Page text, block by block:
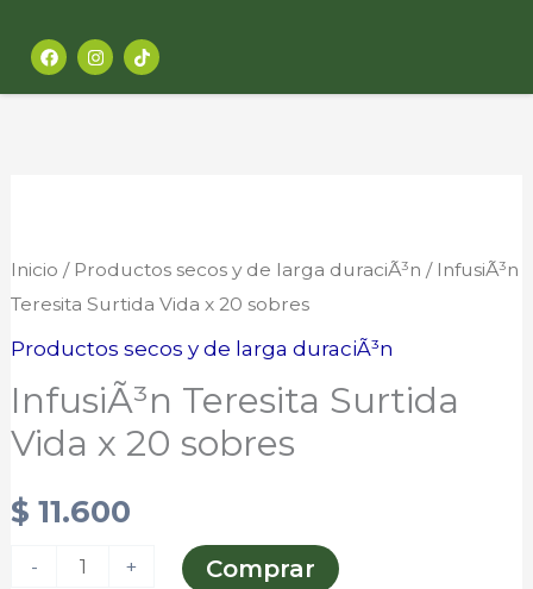
contenido
F
a
c
e
I
n
s
t
Inicio / Productos secos y de larga duraciÃ³n / InfusiÃ³n
Teresita Surtida Vida x 20 sobres
Productos secos y de larga duraciÃ³n
InfusiÃ³n Teresita Surtida
Vida x 20 sobres
$ 11.600
-
Surtida
Vida
x
sobres
cantidad
+ Comprar